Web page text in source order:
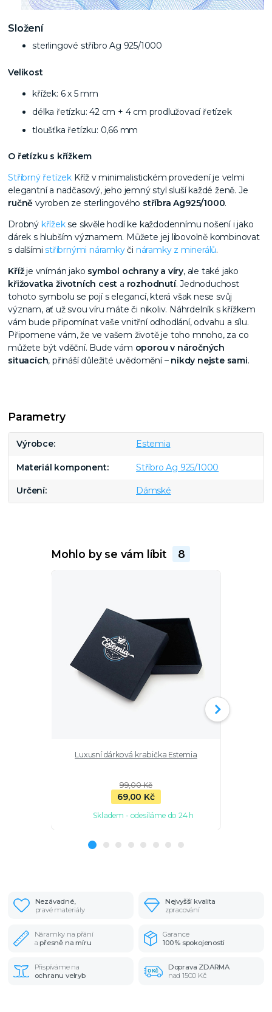
Složení
sterlingové stříbro Ag 925/1000
Velikost
křížek: 6 x 5 mm
délka řetízku: 42 cm + 4 cm prodlužovací řetízek
tloušťka řetízku: 0,66 mm
O řetízku s křížkem
Stříbrný řetízekKříž v minimalistickém provedení je velmi
elegantní a nadčasový, jeho jemný styl sluší každé ženě. Je
ručně vyroben ze sterlingového stříbra Ag925/1000.
Drobný křížekse skvěle hodí ke každodennímu nošení i jako
dárek s hlubším významem. Můžete jej libovolně kombinovat
s dalšímistříbrnými náramkyči náramky z minerálů.
Křížje vnímán jako symbol ochrany a víry, ale také jako
křižovatka životních cest a rozhodnutí. Jednoduchost
tohoto symbolu se pojí s elegancí, která však nese svůj
význam, ať už svou víru máte či nikoliv. Náhrdelník s křížkem
vám bude připomínat vaše vnitřní odhodlání, odvahu a sílu.
Připomene vám, že ve vašem životě je toho mnoho, za co
můžete být vděční. Bude vám oporou v náročných
situacích, přináší důležité uvědomění – nikdy nejste sami.
Parametry
Výrobce Estemia
Materiál komponent Stříbro Ag 925/1000
Určení Dámské
Mohlo by se vám líbit 8
Luxusní dárková krabička Estemia
99,00 Kč
69,00 Kč
Skladem - odesíláme do 24 h
Nezávadné,
pravé materiály
Nejvyšší kvalita
zpracování
Náramky na přání
apřesně na míru
Garance
100% spokojenosti
Přispíváme na
ochranu velryb
Doprava ZDARMA
nad 1500 Kč